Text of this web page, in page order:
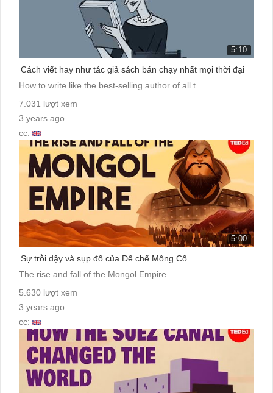
5:10
Cách viết hay như tác giả sách bán chạy nhất mọi thời đại
How to write like the best-selling author of all t...
7.031 lượt xem
3 years ago
cc:
5:00
Sự trỗi dậy và sụp đổ của Đế chế Mông Cổ
The rise and fall of the Mongol Empire
5.630 lượt xem
3 years ago
cc: